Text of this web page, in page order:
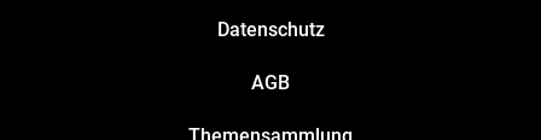
Datenschutz
AGB